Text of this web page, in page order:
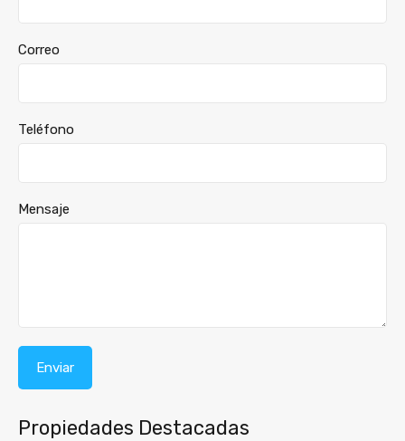
Correo
Teléfono
Mensaje
Propiedades Destacadas